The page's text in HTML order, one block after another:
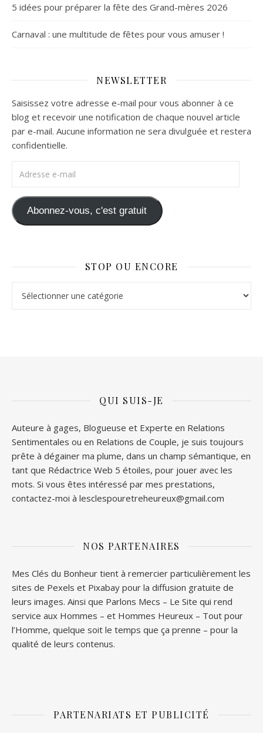
5 idées pour préparer la fête des Grand-mères 2026
Carnaval : une multitude de fêtes pour vous amuser !
NEWSLETTER
Saisissez votre adresse e-mail pour vous abonner à ce
blog et recevoir une notification de chaque nouvel article
par e-mail. Aucune information ne sera divulguée et restera
confidentielle.
Abonnez-vous, c'est gratuit
STOP OU ENCORE
QUI SUIS-JE
Auteure à gages, Blogueuse et Experte en Relations
Sentimentales ou en Relations de Couple, je suis toujours
prête à dégainer ma plume, dans un champ sémantique, en
tant que Rédactrice Web 5 étoiles, pour jouer avec les
mots. Si vous êtes intéressé par mes prestations,
contactez-moi à lesclespouretreheureux@gmail.com
NOS PARTENAIRES
Mes Clés du Bonheur tient à remercier particulièrement les
sites de Pexels et Pixabay pour la diffusion gratuite de
leurs images. Ainsi que Parlons Mecs – Le Site qui rend
service aux Hommes – et Hommes Heureux – Tout pour
l’Homme, quelque soit le temps que ça prenne – pour la
qualité de leurs contenus.
PARTENARIATS ET PUBLICITÉ